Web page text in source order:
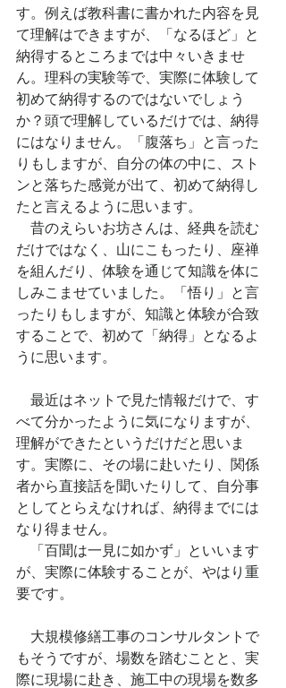
す。例えば教科書に書かれた内容を見
て理解はできますが、「なるほど」と
納得するところまでは中々いきませ
ん。理科の実験等で、実際に体験して
初めて納得するのではないでしょう
か？頭で理解しているだけでは、納得
にはなりません。「腹落ち」と言った
りもしますが、自分の体の中に、スト
ンと落ちた感覚が出て、初めて納得し
たと言えるように思います。
昔のえらいお坊さんは、経典を読む
だけではなく、山にこもったり、座禅
を組んだり、体験を通じて知識を体に
しみこませていました。「悟り」と言
ったりもしますが、知識と体験が合致
することで、初めて「納得」となるよ
うに思います。
最近はネットで見た情報だけで、す
べて分かったように気になりますが、
理解ができたというだけだと思いま
す。実際に、その場に赴いたり、関係
者から直接話を聞いたりして、自分事
としてとらえなければ、納得までには
なり得ません。
「百聞は一見に如かず」といいます
が、実際に体験することが、やはり重
要です。
大規模修繕工事のコンサルタントで
もそうですが、場数を踏むことと、実
際に現場に赴き、施工中の現場を数多